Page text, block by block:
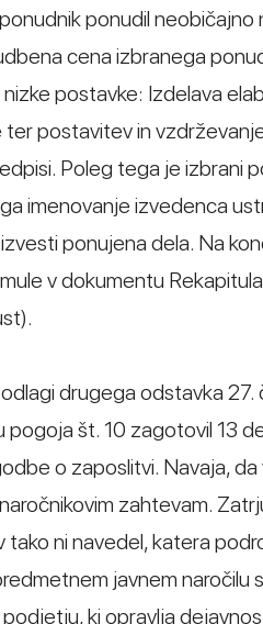
ponudil neobičajno
cena izbranega
postavke: Izdelava
postavitev in
Poleg tega je izbrani
imenovanje izvedenca
ponujena dela. Na
v dokumentu
drugega odstavka 27.
pogoja št. 10 zagotovil 13
o zaposlitvi. Navaja, da
zahtevam.
tako ni navedel, katera
javnem naročilu
ki opravlja